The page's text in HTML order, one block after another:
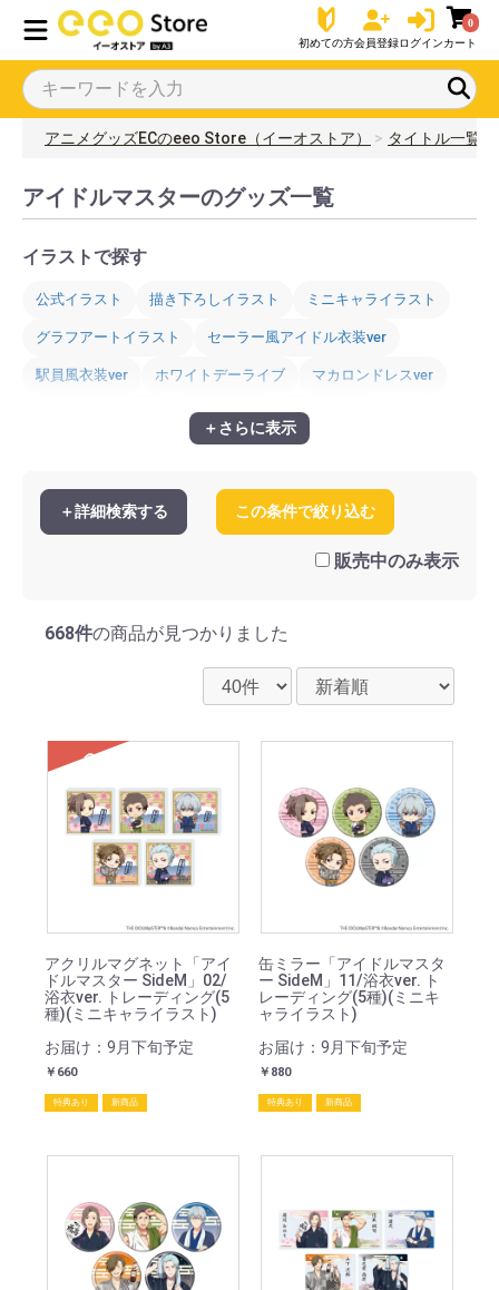
初めての方会員登録ログイン
0
カート
アニメグッズECのeeo Store（イーオストア） タイトル一覧
アイドルマスターのグッズ一覧
イラストで探す
公式イラスト 描き下ろしイラスト ミニキャライラスト
グラフアートイラスト セーラー風アイドル衣装ver
駅員風衣装ver ホワイトデーライブ マカロンドレスver
和風喫茶ver 黒色天使ver
エッグハントver 童話ver 舞姫彩華ver カメラver
アイドル衣装ver サイバーパンクver おでかけver
オリジナル衣装ver
＋さらに表示
＋詳細検索する この条件で絞り込む
販売中のみ表示
668件の商品が見つかりました
SOLD
アクリルマグネット「アイ
ドルマスター SideM」02/
浴衣ver. トレーディング(5
種)(ミニキャライラスト)
お届け：9月下旬予定
￥660
特典あり 新商品
缶ミラー「アイドルマスタ
ー SideM」11/浴衣ver. ト
レーディング(5種)(ミニキ
ャライラスト)
お届け：9月下旬予定
￥880
特典あり 新商品